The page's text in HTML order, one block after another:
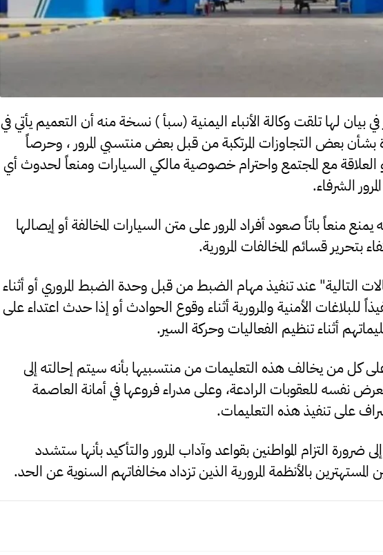
بيان لها تلقت وكالة الأنباء اليمنية (سبأ ) نسخة منه أن التعميم يأتي في
بشأن بعض التجاوزات المرتكبة من قبل بعض منتسبي المرور ، وحرصاً
العلاقة مع المجتمع واحترام خصوصية مالكي السيارات ومنعاً لحدوث أي
الشرفاء.
يمنع منعاً باتاً صعود أفراد المرور على متن السيارات المخالفة أو إيصالها
بتحرير قسائم المخالفات المرورية.
التالية" عند تنفيذ مهام الضبط من قبل وحدة الضبط المروري أو أثناء
للبلاغات الأمنية والمرورية أثناء وقوع الحوادث أو إذا حدث اعتداء على
أثناء تنظيم الفعاليات وحركة السير.
كل من يخالف هذه التعليمات من منتسبيها بأنه سيتم إحالته إلى
نفسه للعقوبات الرادعة، وعلى مدراء فروعها في أمانة العاصمة
على تنفيذ هذه التعليمات.
ضرورة التزام المواطنين بقواعد وآداب المرور والتأكيد بأنها ستشدد
المستهترين بالأنظمة المرورية الذين تزداد مخالفاتهم السنوية عن الحد.